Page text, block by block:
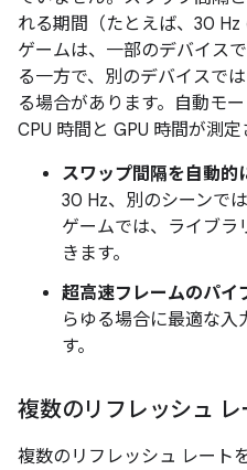
れる期間（たとえば、30 Hz
ゲームは、一部のデバイス
る一方で、別のデバイスで
る場合があります。自動モ
CPU 時間と GPU 時間が測定
スワップ間隔を自動的
30 Hz、別のシーンで
ゲームでは、ライブラ
きます。
超高速フレームのパイ
らゆる場合に最適な入
す。
複数のリフレッシュ レ
複数のリフレッシュ レート